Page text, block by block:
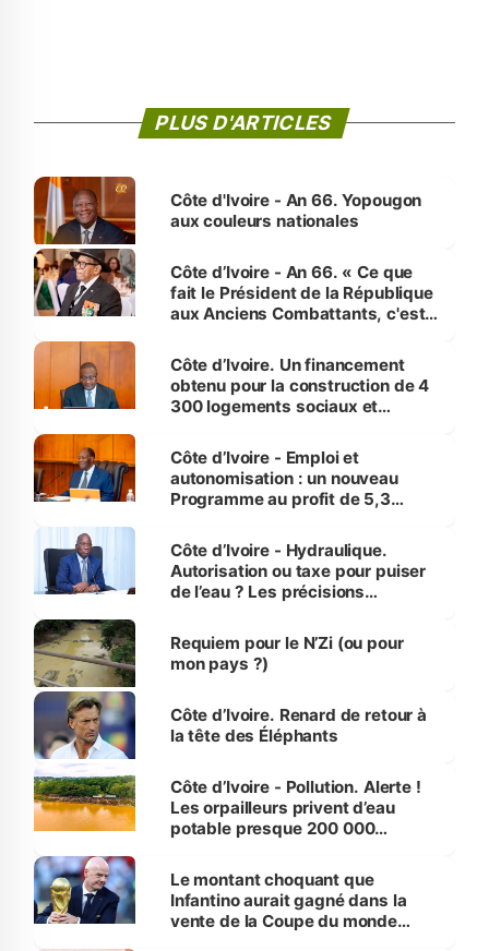
PLUS D'ARTICLES
Côte d'Ivoire - An 66. Yopougon
aux couleurs nationales
Côte d’Ivoire - An 66. « Ce que
fait le Président de la République
aux Anciens Combattants, c'est
Côte d’Ivoire. Un financement
obtenu pour la construction de 4
300 logements sociaux et
et Yamoussoukro
Côte d’Ivoire - Emploi et
autonomisation : un nouveau
Programme au profit de 5,3
Côte d’Ivoire - Hydraulique.
Autorisation ou taxe pour puiser
de l’eau ? Les précisions
Requiem pour le N’Zi (ou pour
mon pays ?)
Côte d’Ivoire. Renard de retour à
la tête des Éléphants
Côte d’Ivoire - Pollution. Alerte !
Les orpailleurs privent d’eau
potable presque 200 000
Le montant choquant que
Infantino aurait gagné dans la
vente de la Coupe du monde